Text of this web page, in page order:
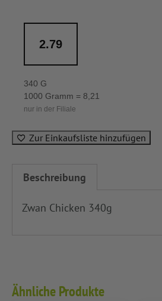
2.79
340 G
1000 Gramm = 8,21
nur in der Filiale
Zur Einkaufsliste hinzufügen
Beschreibung
Zwan Chicken 340g
Ähnliche Produkte